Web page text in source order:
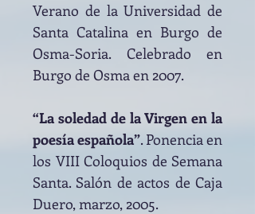
Verano de la Universidad de
Santa Catalina en Burgo de
Osma-Soria. Celebrado en
Burgo de Osma en 2007.
“La soledad de la Virgen en la
poesía española”. Ponencia en
los VIII Coloquios de Semana
Santa. Salón de actos de Caja
Duero, marzo, 2005.